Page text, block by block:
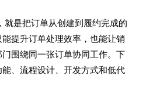
就是把订单从创建到履约完成的
提升订单处理效率，也能让销
围绕同一张订单协同工作。下
、流程设计、开发方式和低代